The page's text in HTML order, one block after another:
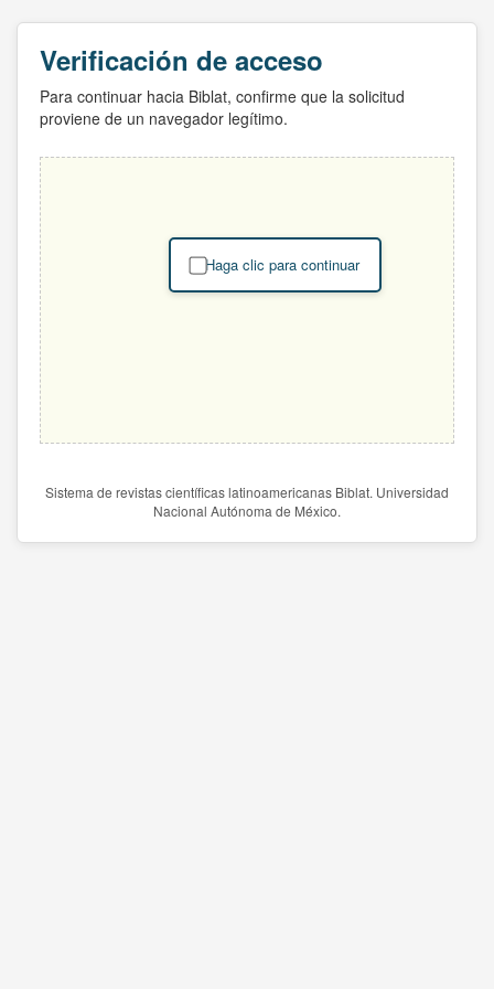
Verificación de acceso
Para continuar hacia Biblat, confirme que la solicitud
proviene de un navegador legítimo.
Haga clic para continuar
Sistema de revistas científicas latinoamericanas Biblat. Universidad
Nacional Autónoma de México.